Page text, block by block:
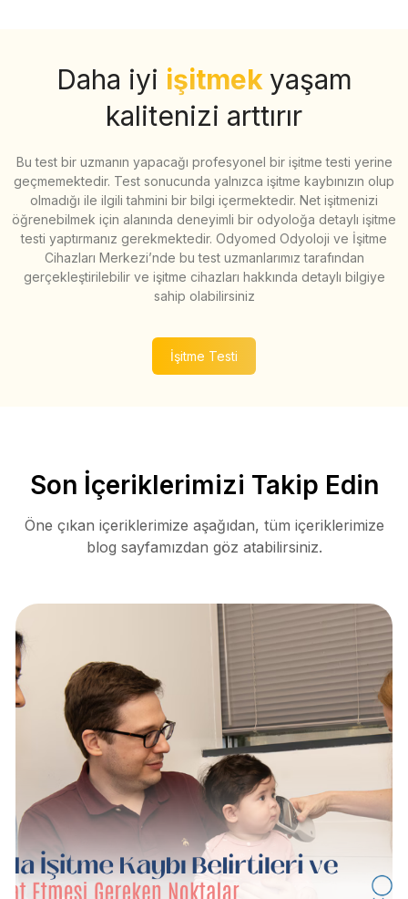
Daha iyi işitmek yaşam
kalitenizi arttırır
Bu test bir uzmanın yapacağı profesyonel bir işitme testi yerine
geçmemektedir. Test sonucunda yalnızca işitme kaybınızın olup
olmadığı ile ilgili tahmini bir bilgi içermektedir. Net işitmenizi
öğrenebilmek için alanında deneyimli bir odyoloğa detaylı işitme
testi yaptırmanız gerekmektedir. Odyomed Odyoloji ve İşitme
Cihazları Merkezi’nde bu test uzmanlarımız tarafından
gerçekleştirilebilir ve işitme cihazları hakkında detaylı bilgiye
sahip olabilirsiniz
İşitme Testi
Son İçeriklerimizi Takip Edin
Öne çıkan içeriklerimize aşağıdan, tüm içeriklerimize
blog sayfamızdan göz atabilirsiniz.